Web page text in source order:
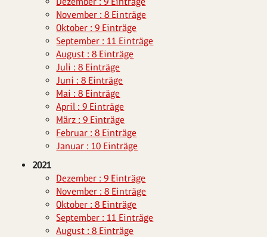
November : 8 Einträge
Oktober : 9 Einträge
September : 11 Einträge
August : 8 Einträge
Juli : 8 Einträge
Juni : 8 Einträge
Mai : 8 Einträge
April : 9 Einträge
März : 9 Einträge
Februar : 8 Einträge
Januar : 10 Einträge
2021
Dezember : 9 Einträge
November : 8 Einträge
Oktober : 8 Einträge
September : 11 Einträge
August : 8 Einträge